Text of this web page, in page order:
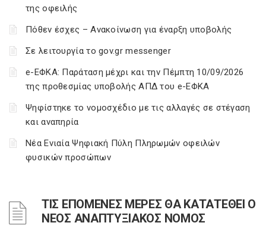
της οφειλής
Πόθεν έσχες – Ανακοίνωση για έναρξη υποβολής
Σε λειτουργία το gov.gr messenger
e-ΕΦΚΑ: Παράταση μέχρι και την Πέμπτη 10/09/2026
της προθεσμίας υποβολής ΑΠΔ του e-ΕΦΚΑ
Ψηφίστηκε το νομοσχέδιο με τις αλλαγές σε στέγαση
και αναπηρία
Νέα Ενιαία Ψηφιακή Πύλη Πληρωμών οφειλών
φυσικών προσώπων
ΤΙΣ ΕΠΟΜΕΝΕΣ ΜΕΡΕΣ ΘΑ ΚΑΤΑΤΕΘΕΙ Ο
ΝΕΟΣ ΑΝΑΠΤΥΞΙΑΚΟΣ ΝΟΜΟΣ